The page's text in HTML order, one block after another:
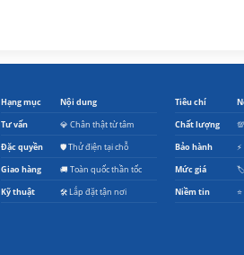
Hạng mục Nội dung
Tư vấn 💎 Chân thật từ tâm
Đặc quyền 🛡️ Thử điện tại chỗ
Giao hàng 🚚 Toàn quốc thần tốc
Kỹ thuật 🛠️ Lắp đặt tận nơi
Tiêu chí
Chất lượng
Bảo hành
Mức giá 🏷️
Niềm tin